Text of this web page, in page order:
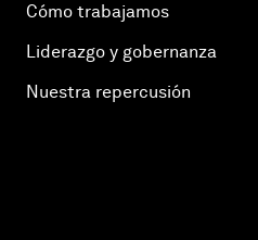
Cómo trabajamos
Liderazgo y gobernanza
Nuestra repercusión